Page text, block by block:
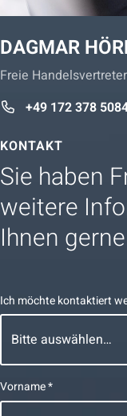
DAGMAR
Freie
+49 172 378
KONTAKT
Sie haben
weitere
Ihnen
Ich möchte kontaktiert
Vorname*